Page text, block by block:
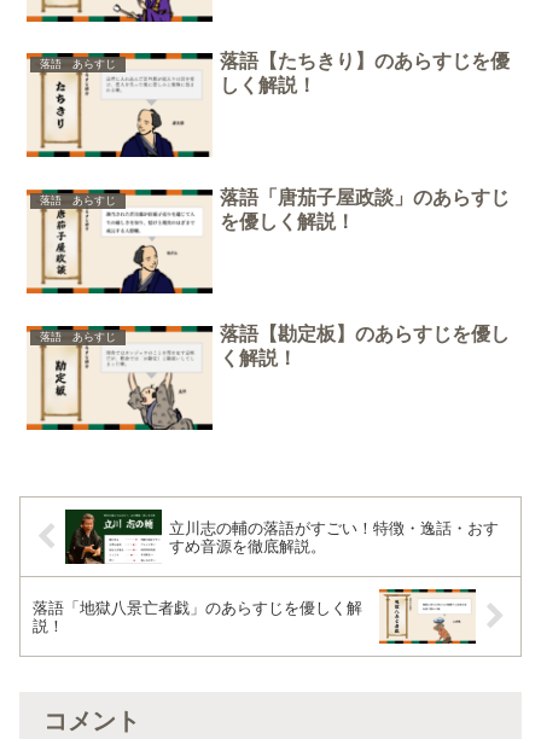
落語 あらすじ
落語【たちきり】のあらすじを優
しく解説！
落語 あらすじ
落語「唐茄子屋政談」のあらすじ
を優しく解説！
落語 あらすじ
落語【勘定板】のあらすじを優し
く解説！
立川志の輔の落語がすごい！特徴・逸話・おす
すめ音源を徹底解説。
落語「地獄八景亡者戯」のあらすじを優しく解
説！
コメント